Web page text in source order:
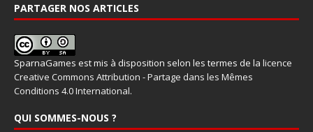
PARTAGER NOS ARTICLES
SparnaGames est mis à disposition selon les termes de la licence
Creative Commons Attribution - Partage dans les Mêmes
Conditions 4.0 International.
QUI SOMMES-NOUS ?